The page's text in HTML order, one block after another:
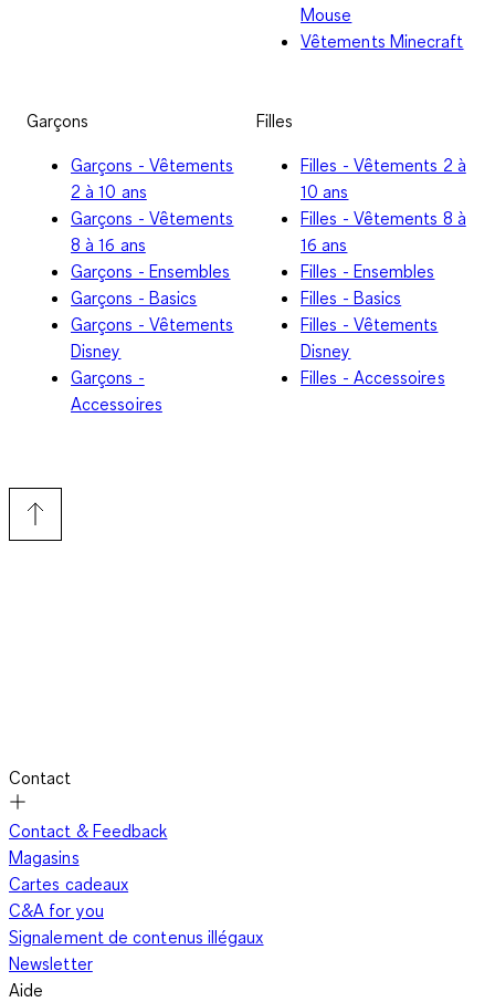
Mouse
Vêtements Minecraft
Garçons
Garçons - Vêtements
2 à 10 ans
Garçons - Vêtements
8 à 16 ans
Garçons - Ensembles
Garçons - Basics
Garçons - Vêtements
Disney
Garçons -
Accessoires
Filles
Filles - Vêtements 2 à
10 ans
Filles - Vêtements 8 à
16 ans
Filles - Ensembles
Filles - Basics
Filles - Vêtements
Disney
Filles - Accessoires
Contact
Contact & Feedback
Magasins
Cartes cadeaux
C&A for you
Signalement de contenus illégaux
Newsletter
Aide